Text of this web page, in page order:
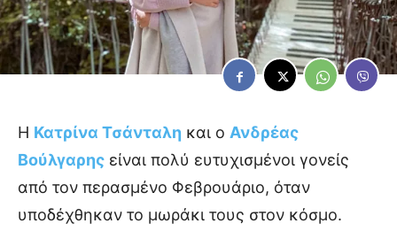
Η Κατρίνα Τσάνταλη και ο Ανδρέας
Βούλγαρης είναι πολύ ευτυχισμένοι γονείς
από τον περασμένο Φεβρουάριο, όταν
υποδέχθηκαν το μωράκι τους στον κόσμο.